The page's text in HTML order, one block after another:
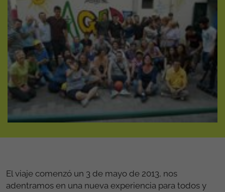
El viaje comenzó un 3 de mayo de 2013, nos
adentramos en una nueva experiencia para todos y